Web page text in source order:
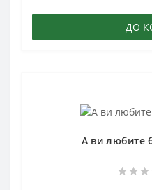
ДО
А ви любите